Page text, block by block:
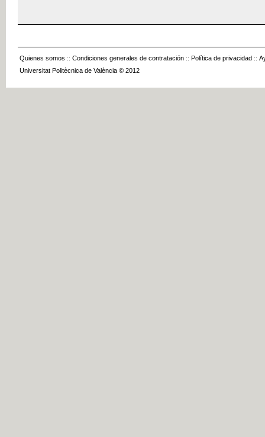
Quienes somos :: Condiciones generales de contratación :: Política de privacidad ::
Universitat Politècnica de València © 2012